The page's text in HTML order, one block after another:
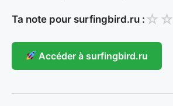
Ta note pour surfingbird.ru : ☆ ☆
Accéder à surfingbird.ru